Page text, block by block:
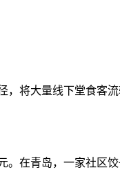
将大量线下堂食客
在青岛，一家社区